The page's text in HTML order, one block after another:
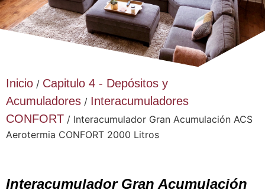
Inicio / Capitulo 4 - Depósitos y
Acumuladores / Interacumuladores
CONFORT / Interacumulador Gran Acumulación ACS
Aerotermia CONFORT 2000 Litros
Interacumulador Gran Acumulación